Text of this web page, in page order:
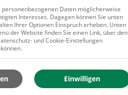
Feldkirch
Daten möglicherweise
Interesses. Dagegen können Sie unten
Ihrer Optionen Einspruch erheben. Unten
der Website finden Sie einen Link, über den
und Cookie-Einstellungen
Einwilligen